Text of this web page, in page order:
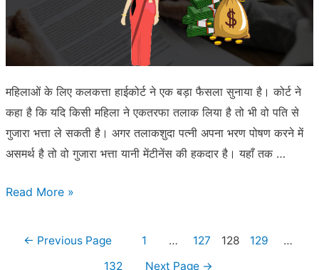
जरूरी
नहीं
महिलाओं के लिए कलकत्ता हाईकोर्ट ने एक बड़ा फैसला सुनाया है। कोर्ट ने
कहा है कि यदि किसी महिला ने एकतरफा तलाक लिया है तो भी वो पति से
गुजारा भत्ता ले सकती है। अगर तलाकशुदा पत्नी अपना भरण पोषण करने में
असमर्थ है तो वो गुजारा भत्ता यानी मेंटीनेंस की हकदार है। यहाँ तक …
एकतरफा
Read More »
Posts
← Previous Page 1 … 127 128 129
…
132
Next Page →